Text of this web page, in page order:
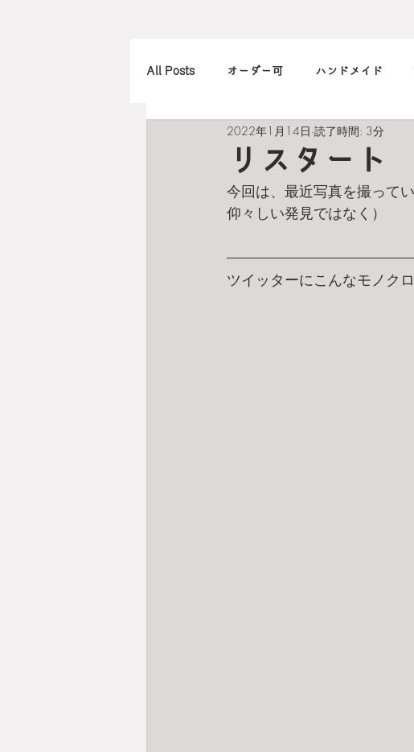
All Posts オーダー可 ハンドメイド
カメラ 本 筆記用具
art 買ったもの 小休止の
リスタート
2022年1月14日 読了時間: 3分
今回は、最近写真を撮って
仰々しい発見ではなく）
ツイッターにこんなモノク